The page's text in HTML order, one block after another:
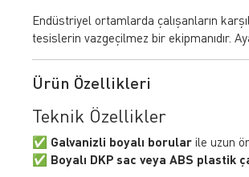
Endüstriyel ortamlarda çalışanların
tesislerin vazgeçilmez bir ekipmanıdır.
Ürün Özellikleri
Teknik Özellikler
✅ Galvanizli boyalı borular ile uzun
✅ Boyalı DKP sac veya ABS plastik